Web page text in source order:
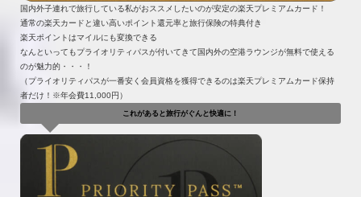
国内外子連れで旅行している私がおススメしたいのが安定の楽天プレミアムカード！
通常の楽天カードと違い高いポイント還元率と旅行保険の特典付き
楽天ポイントはマイルにも変換できる
なんといってもプライオリティパスが付いてきて国内外の空港ラウンジが無料で使える
のが魅力的・・・！
（プライオリティパスが一番安く会員資格を獲得できるのは楽天プレミアムカード保持
者だけ！※年会費11,000円）
これがあると旅行がぐんと快適に！